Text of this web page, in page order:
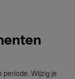
periode. Wijzig je